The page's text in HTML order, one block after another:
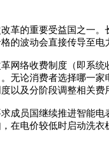
革的重要受益国之一
的波动会直接传导至
网络收费制度（即系
无论消费者选择哪一
以及分阶段调整相关费
成员国继续推进智能
在电价较低时启动洗衣